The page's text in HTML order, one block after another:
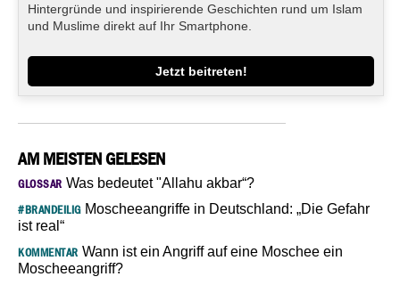
Hintergründe und inspirierende Geschichten rund um Islam
und Muslime direkt auf Ihr Smartphone.
Jetzt beitreten!
AM MEISTEN GELESEN
GLOSSAR Was bedeutet "Allahu akbar“?
#BRANDEILIGMoscheeangriffe in Deutschland: „Die Gefahr
ist real“
KOMMENTAR Wann ist ein Angriff auf eine Moschee ein
Moscheeangriff?